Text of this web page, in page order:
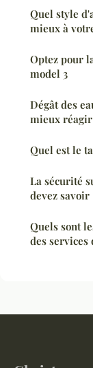
Quel style
mieux à
Optez pour
model 3
Dégât des
mieux réagir
Quel est le
La sécurité
devez savoir
Quels sont
des services